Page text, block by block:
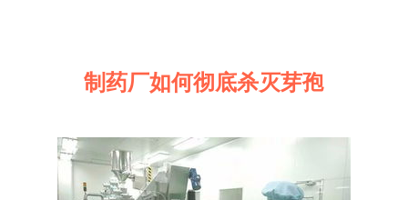
制药厂如何彻底杀灭芽孢